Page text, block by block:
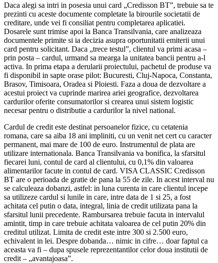
Daca alegi sa intri in posesia unui card „Credisson BT”, trebuie sa te
prezinti cu aceste documente completate la birourile societatii de
creditare, unde vei fi consiliat pentru completarea aplicatiei.
Dosarele sunt trimise apoi la Banca Transilvania, care analizeaza
documentele primite si ia decizia asupra oportunitatii emiterii unui
card pentru solicitant. Daca „trece testul”, clientul va primi acasa –
prin posta – cardul, urmand sa mearga la unitatea bancii pentru a-l
activa. In prima etapa a derularii proiectului, pachetul de produse va
fi disponibil in sapte orase pilot: Bucuresti, Cluj-Napoca, Constanta,
Brasov, Timisoara, Oradea si Ploiesti. Faza a doua de dezvoltare a
acestui proiect va cuprinde marirea ariei geografice, dezvoltarea
cardurilor oferite consumatorilor si crearea unui sistem logistic
necesar pentru o distributie a cardurilor la nivel national.
Cardul de credit este destinat persoanelor fizice, cu cetatenia
romana, care sa aiba 18 ani impliniti, cu un venit net cert cu caracter
permanent, mai mare de 100 de euro. Instrumentul de plata are
utilizare internationala. Banca Transilvania va bonifica, la sfarsitul
fiecarei luni, contul de card al clientului, cu 0,1% din valoarea
alimentarilor facute in contul de card. VISA CLASSIC Credisson
BT are o perioada de gratie de pana la 55 de zile. In acest interval nu
se calculeaza dobanzi, astfel: in luna curenta in care clientul incepe
sa utilizeze cardul si lunile in care, intre data de 1 si 25, a fost
achitata cel putin o data, integral, linia de credit utilizata pana la
sfarsitul lunii precedente. Rambursarea trebuie facuta in intervalul
amintit, timp in care trebuie achitata valoarea de cel putin 20% din
creditul utilizat. Limita de credit este intre 300 si 2.500 euro,
echivalent in lei. Despre dobanda… nimic in cifre… doar faptul ca
aceasta va fi – dupa spusele reprezentantilor celor doua institutii de
credit – „avantajoasa”.